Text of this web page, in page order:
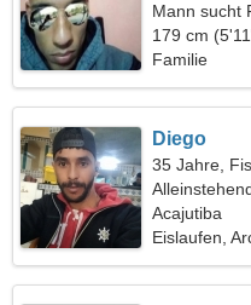
Mann sucht
179 cm
Familie
Diego
35 Jahre,
Acajutiba
Eislaufen,